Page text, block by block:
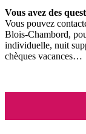
Vous avez des
Vous pouvez
Blois-Chambord,
individuelle, nuit
chèques vacances…